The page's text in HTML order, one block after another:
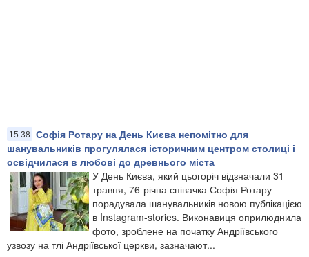
15:38 Софія Ротару на День Києва непомітно для
шанувальників прогулялася історичним центром столиці і
освідчилася в любові до древнього міста
У День Києва, який цьогоріч відзначали 31
травня, 76-річна співачка Софія Ротару
порадувала шанувальників новою публікацією
в Instagram-stories. Виконавиця оприлюднила
фото, зроблене на початку Андріївського
узвозу на тлі Андріївської церкви, зазначают...